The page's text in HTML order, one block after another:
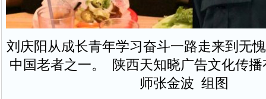
刘庆阳从成长青年学习奋斗一路走来到无
中国老者之一。 陕西天知晓广告文化传
师张金波 组图